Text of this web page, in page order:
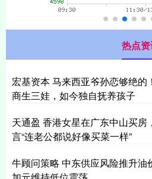
热点
宏基资本 马来西亚爷孙恋够绝的
商生三娃，如今独自抚养孩子
天通盈 香港女星在广东中山买房
言“连老公都说好像买菜一样”
牛顾问策略 中东供应风险推升